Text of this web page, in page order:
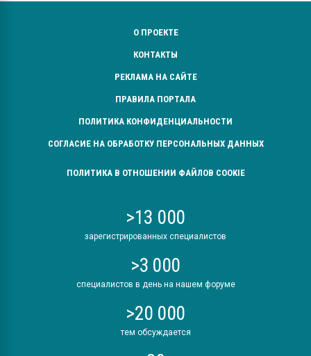
О ПРОЕКТЕ
КОНТАКТЫ
РЕКЛАМА НА САЙТЕ
ПРАВИЛА ПОРТАЛА
ПОЛИТИКА КОНФИДЕНЦИАЛЬНОСТИ
СОГЛАСИЕ НА ОБРАБОТКУ ПЕРСОНАЛЬНЫХ ДАННЫХ
ПОЛИТИКА В ОТНОШЕНИИ ФАЙЛОВ COOKIE
>13 000
зарегистрированных специалистов
>3 000
специалистов в день на нашем форуме
>20 000
тем обсуждается